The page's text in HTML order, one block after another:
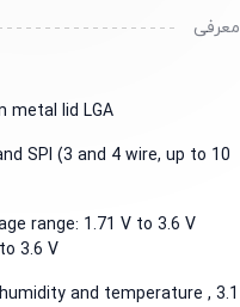
metal lid LGA
and SPI (3 and 4 wire, up to
range: 1.71 V to 3.6 V
to 3.6 V
humidity and temperature ,